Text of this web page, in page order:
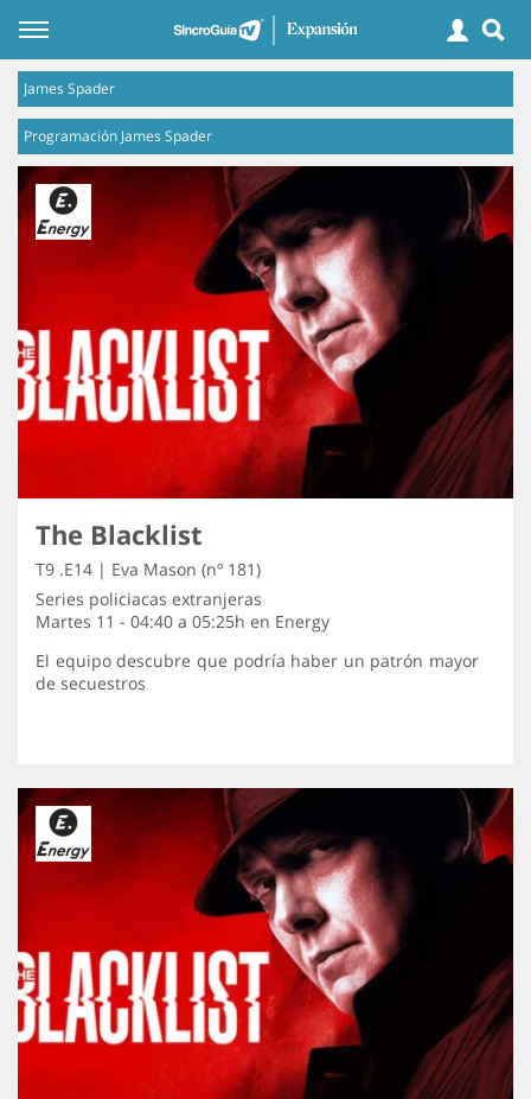
James Spader
Programación James Spader
The Blacklist
T9 .E14 | Eva Mason (nº 181)
Series policiacas extranjeras
Martes 11 - 04:40 a 05:25h en Energy
El equipo descubre que podría haber un patrón mayor
de secuestros